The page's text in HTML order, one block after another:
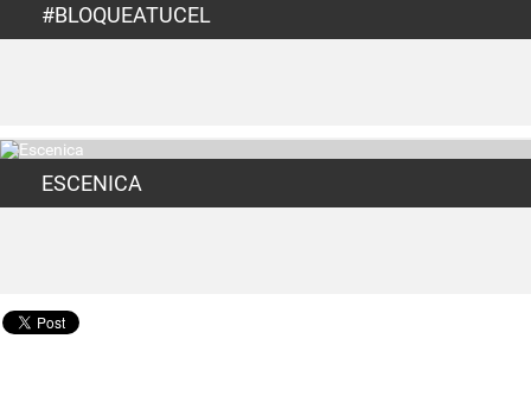
#BLOQUEATUCEL
ESCENICA